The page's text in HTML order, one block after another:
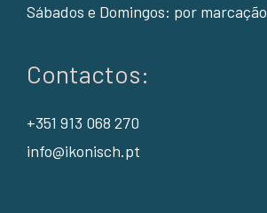
Sábados e Domingos: por marcação
Contactos:
+351 913 068 270
info@ikonisch.pt